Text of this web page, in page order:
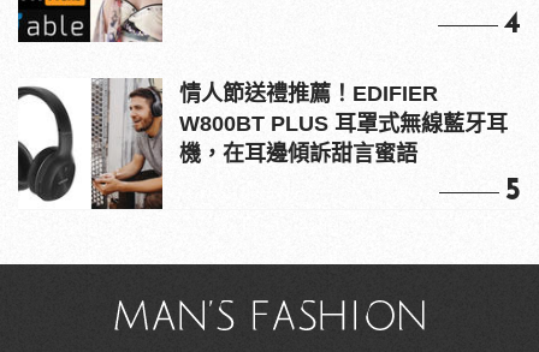
4
情人節送禮推薦！EDIFIER
W800BT PLUS 耳罩式無線藍牙耳
機，在耳邊傾訴甜言蜜語
5